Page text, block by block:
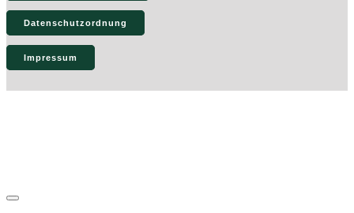
Datenschutzordnung
Impressum
Schließen